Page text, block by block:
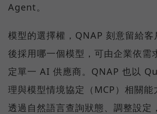
Agent。
模型的選擇權，QNAP 刻意留給客
後採用哪一個模型，可由企業依需
定單一 AI 供應商。QNAP 也以
理與模型情境協定（MCP）相關能
透過自然語言查詢狀態、調整設定